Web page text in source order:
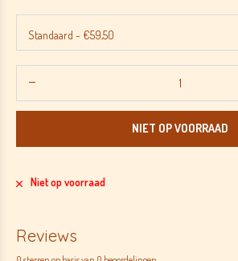
NIET OP VOORRAAD
Niet op voorraad
Reviews